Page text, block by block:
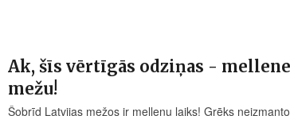
Ak, šīs vērtīgās odziņas -
mežu!
Šobrīd Latvijas mežos ir melleņu laiks! Grēks